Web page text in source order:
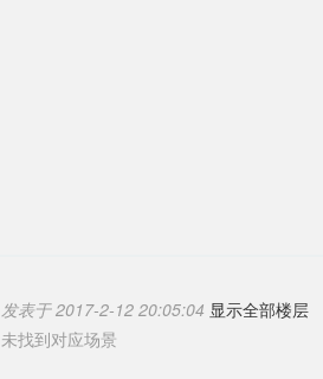
发表于 2017-2-12 20:05:04 显示全部楼层
未找到对应场景